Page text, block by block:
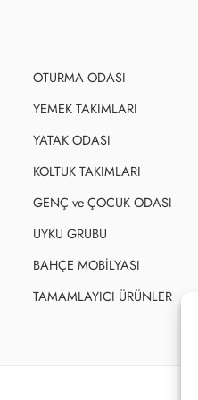
OTURMA ODASI
YEMEK TAKIMLARI
YATAK ODASI
KOLTUK TAKIMLARI
GENÇ ve ÇOCUK ODASI
UYKU GRUBU
BAHÇE MOBİLYASI
TAMAMLAYICI ÜRÜNLER